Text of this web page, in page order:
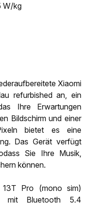
W/kg
Xiaomi
refurbished an, ein
Ihre Erwartungen
Bildschirm und einer
bietet es eine
Das Gerät verfügt
Sie Ihre Musik,
können.
13T Pro (mono sim)
mit Bluetooth 5.4